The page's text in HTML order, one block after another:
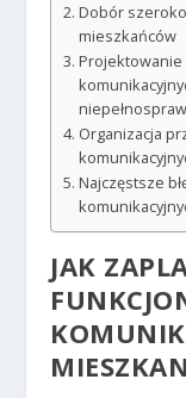
Dobór
mieszkańców
Projektowanie
Organizacja
Najczęstsze
JAK